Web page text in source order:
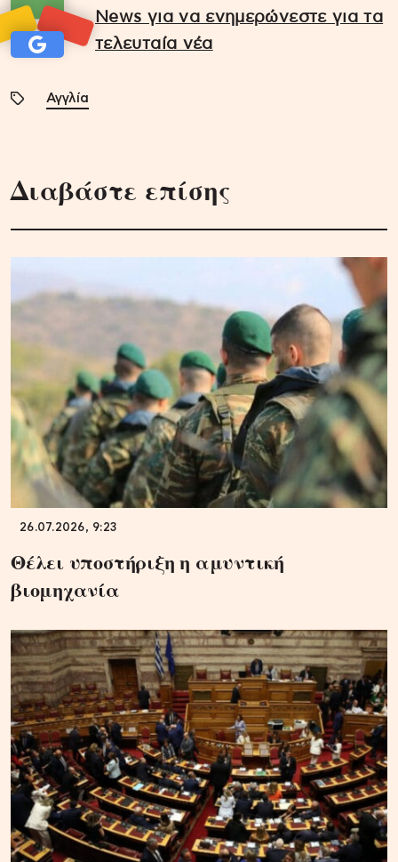
News για να ενημερώνεστε για τα
τελευταία νέα
Αγγλία
Διαβάστε επίσης
26.07.2026, 9:23
Θέλει υποστήριξη η αμυντική
βιομηχανία